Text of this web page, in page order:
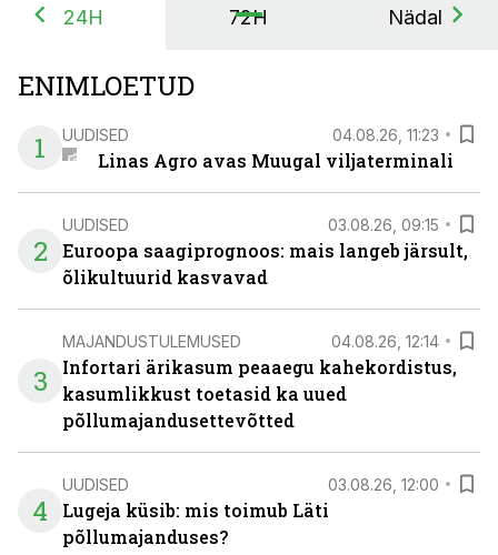
24H 72H Nädal
ENIMLOETUD
1
UUDISED 04.08.26, 11:23
Linas Agro avas Muugal viljaterminali
2
UUDISED 03.08.26, 09:15
Euroopa saagiprognoos: mais langeb järsult,
õlikultuurid kasvavad
3
MAJANDUSTULEMUSED 04.08.26, 12:14
Infortari ärikasum peaaegu kahekordistus,
kasumlikkust toetasid ka uued
põllumajandusettevõtted
4
UUDISED 03.08.26, 12:00
Lugeja küsib: mis toimub Läti
põllumajanduses?